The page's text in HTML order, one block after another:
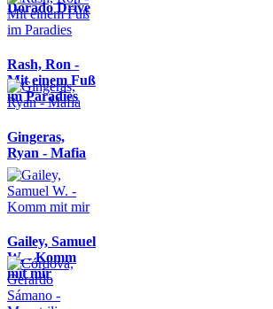
Dorado Drive
Rash, Ron -
Mit einem Fuß
im Paradies
Gingeras,
Ryan - Mafia
Gailey, Samuel
W. - Komm
mit mir